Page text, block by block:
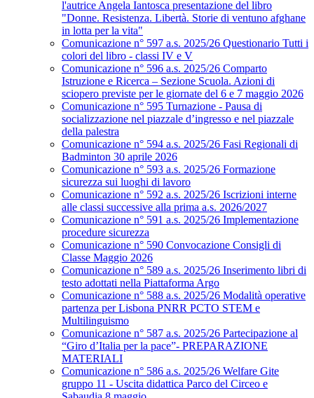
l'autrice Angela Iantosca presentazione del libro
"Donne. Resistenza. Libertà. Storie di ventuno afghane
in lotta per la vita"
Comunicazione n° 597 a.s. 2025/26 Questionario Tutti i
colori del libro - classi IV e V
Comunicazione n° 596 a.s. 2025/26 Comparto
Istruzione e Ricerca – Sezione Scuola. Azioni di
sciopero previste per le giornate del 6 e 7 maggio 2026
Comunicazione n° 595 Turnazione - Pausa di
socializzazione nel piazzale d’ingresso e nel piazzale
della palestra
Comunicazione n° 594 a.s. 2025/26 Fasi Regionali di
Badminton 30 aprile 2026
Comunicazione n° 593 a.s. 2025/26 Formazione
sicurezza sui luoghi di lavoro
Comunicazione n° 592 a.s. 2025/26 Iscrizioni interne
alle classi successive alla prima a.s. 2026/2027
Comunicazione n° 591 a.s. 2025/26 Implementazione
procedure sicurezza
Comunicazione n° 590 Convocazione Consigli di
Classe Maggio 2026
Comunicazione n° 589 a.s. 2025/26 Inserimento libri di
testo adottati nella Piattaforma Argo
Comunicazione n° 588 a.s. 2025/26 Modalità operative
partenza per Lisbona PNRR PCTO STEM e
Multilinguismo
Comunicazione n° 587 a.s. 2025/26 Partecipazione al
“Giro d’Italia per la pace”- PREPARAZIONE
MATERIALI
Comunicazione n° 586 a.s. 2025/26 Welfare Gite
gruppo 11 - Uscita didattica Parco del Circeo e